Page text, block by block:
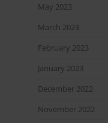
May 2023
March 2023
February 2023
January 2023
December 2022
November 2022